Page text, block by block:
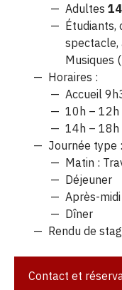
Adultes
Étudiants,
spectacle,
Musiques
Horaires :
Accueil
10h – 12h
14h – 18h
Journée type :
Matin :
Déjeuner
Après-
Dîner
Rendu de
Contact et